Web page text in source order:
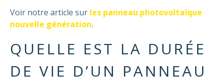
Voir notre article sur les panneau photovoltaïque
nouvelle génération.
QUELLE EST LA DURÉE
DE VIE D’UN PANNEAU